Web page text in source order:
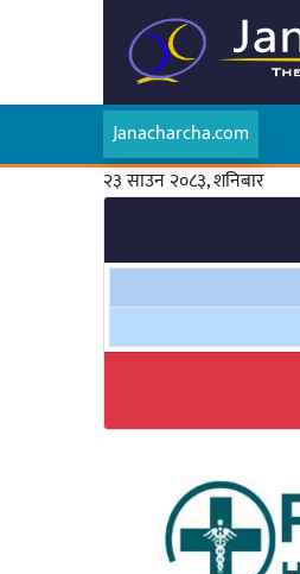
Janacharcha.com
२३ साउन २०८३, शनिबार